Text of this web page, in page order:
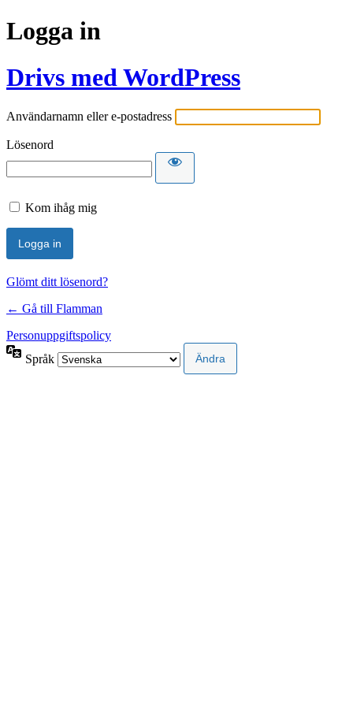
Logga in
Drivs med WordPress
Användarnamn eller e-postadress
Lösenord
Kom ihåg mig
Glömt ditt lösenord?
← Gå till Flamman
Personuppgiftspolicy
Språk